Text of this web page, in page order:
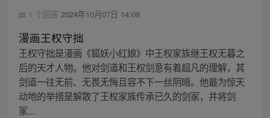
1 个回答 2024年10月07日 14:09
漫画王权守拙
王权守拙是漫画《狐妖小红娘》中王权家族继王权无暮之
后的天才人物。他对剑道和王权剑意有着超凡的理解，其
剑道一往无前、无畏无悔且容不下一丝阴暗。他最为惊天
动地的举措是解散了王权家族传承已久的剑冢，并将剑
冢...